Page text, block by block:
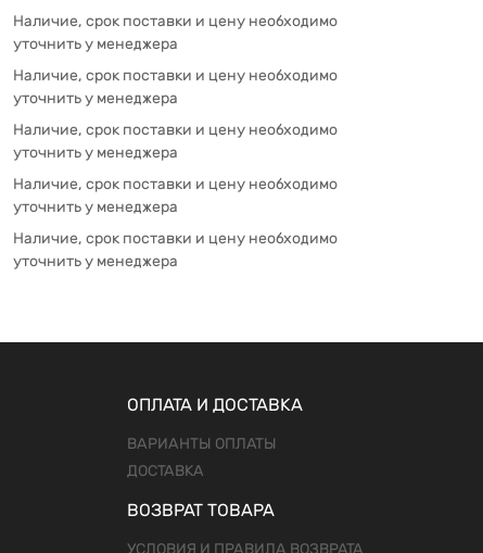
Наличие, срок поставки и цену необходимо
уточнить у менеджера
Наличие, срок поставки и цену необходимо
уточнить у менеджера
Наличие, срок поставки и цену необходимо
уточнить у менеджера
Наличие, срок поставки и цену необходимо
уточнить у менеджера
Наличие, срок поставки и цену необходимо
уточнить у менеджера
ОПЛАТА И ДОСТАВКА
ВАРИАНТЫ ОПЛАТЫ
ДОСТАВКА
ВОЗВРАТ ТОВАРА
УСЛОВИЯ И ПРАВИЛА ВОЗВРАТА